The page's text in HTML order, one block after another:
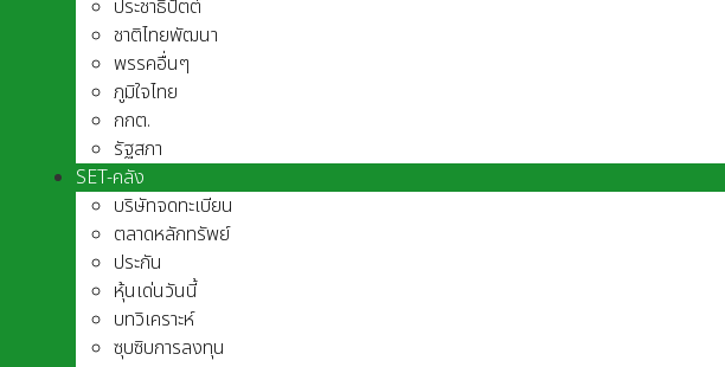
ประชาธิปัตต์
ชาติไทยพัฒนา
พรรคอื่นๆ
ภูมิใจไทย
กกต.
รัฐสภา
SET-คลัง
บริษัทจดทะเบียน
ตลาดหลักทรัพย์
ประกัน
หุ้นเด่นวันนี้
บทวิเคราะห์
ซุบซิบการลงทุน